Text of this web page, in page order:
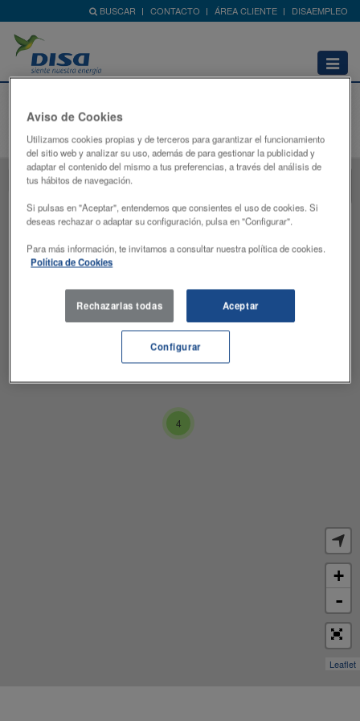
BUSCAR CONTACTO ÁREA CLIENTE DISAEMPLEO
Abrir
menú
Mapa de Estaciones de Servicio - Andorra
Home Red de Estaciones Andorra Mapa
4
+
-
Leaflet
Aviso de Cookies
Utilizamos cookies propias y de terceros para garantizar el funcionamiento
del sitio web y analizar su uso, además de para gestionar la publicidad y
adaptar el contenido del mismo a tus preferencias, a través del análisis de
tus hábitos de navegación.
Si pulsas en "Aceptar", entendemos que consientes el uso de cookies. Si
deseas rechazar o adaptar su configuración, pulsa en "Configurar".
Para más información, te invitamos a consultar nuestra política de cookies.
Política de Cookies
Rechazarlas todas Aceptar
Configurar